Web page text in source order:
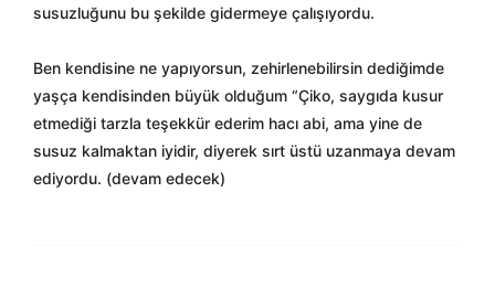
susuzluğunu bu şekilde gidermeye çalışıyordu.
Ben kendisine ne yapıyorsun, zehirlenebilirsin dediğimde
yaşça kendisinden büyük olduğum “Çiko, saygıda kusur
etmediği tarzla teşekkür ederim hacı abi, ama yine de
susuz kalmaktan iyidir, diyerek sırt üstü uzanmaya devam
ediyordu. (devam edecek)